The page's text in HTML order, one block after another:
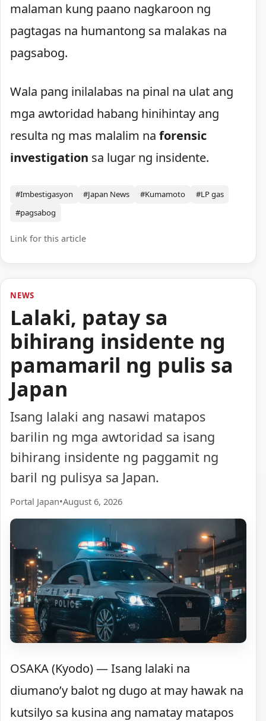
malaman kung paano nagkaroon ng
pagtagas na humantong sa malakas na
pagsabog.
Wala pang inilalabas na pinal na ulat ang
mga awtoridad habang hinihintay ang
resulta ng mas malalim na forensic
investigation sa lugar ng insidente.
#Imbestigasyon #Japan News #Kumamoto
#LP gas
#pagsabog
Link for this article
NEWS
Lalaki, patay sa
bihirang insidente ng
pamamaril ng pulis sa
Japan
Isang lalaki ang nasawi matapos
barilin ng mga awtoridad sa isang
bihirang insidente ng paggamit ng
baril ng pulisya sa Japan.
Portal Japan•August 6, 2026
OSAKA (Kyodo) — Isang lalaki na
diumano’y balot ng dugo at may hawak na
kutsilyo sa kusina ang namatay matapos